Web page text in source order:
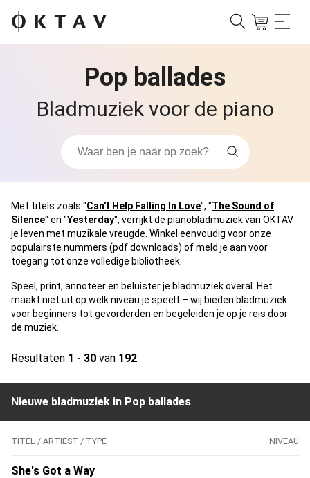
Pop ballades
Bladmuziek voor de piano
Met titels zoals "Can't Help Falling In Love", "The Sound of
Silence" en "Yesterday", verrijkt de pianobladmuziek van OKTAV
je leven met muzikale vreugde. Winkel eenvoudig voor onze
populairste nummers (pdf downloads) of meld je aan voor
toegang tot onze volledige bibliotheek.
Speel, print, annoteer en beluister je bladmuziek overal. Het
maakt niet uit op welk niveau je speelt – wij bieden bladmuziek
voor beginners tot gevorderden en begeleiden je op je reis door
de muziek.
Resultaten 1 - 30 van 192
Nieuwe bladmuziek in Pop ballades
TITEL / ARTIEST / TYPE NIVEAU
She's Got a Way